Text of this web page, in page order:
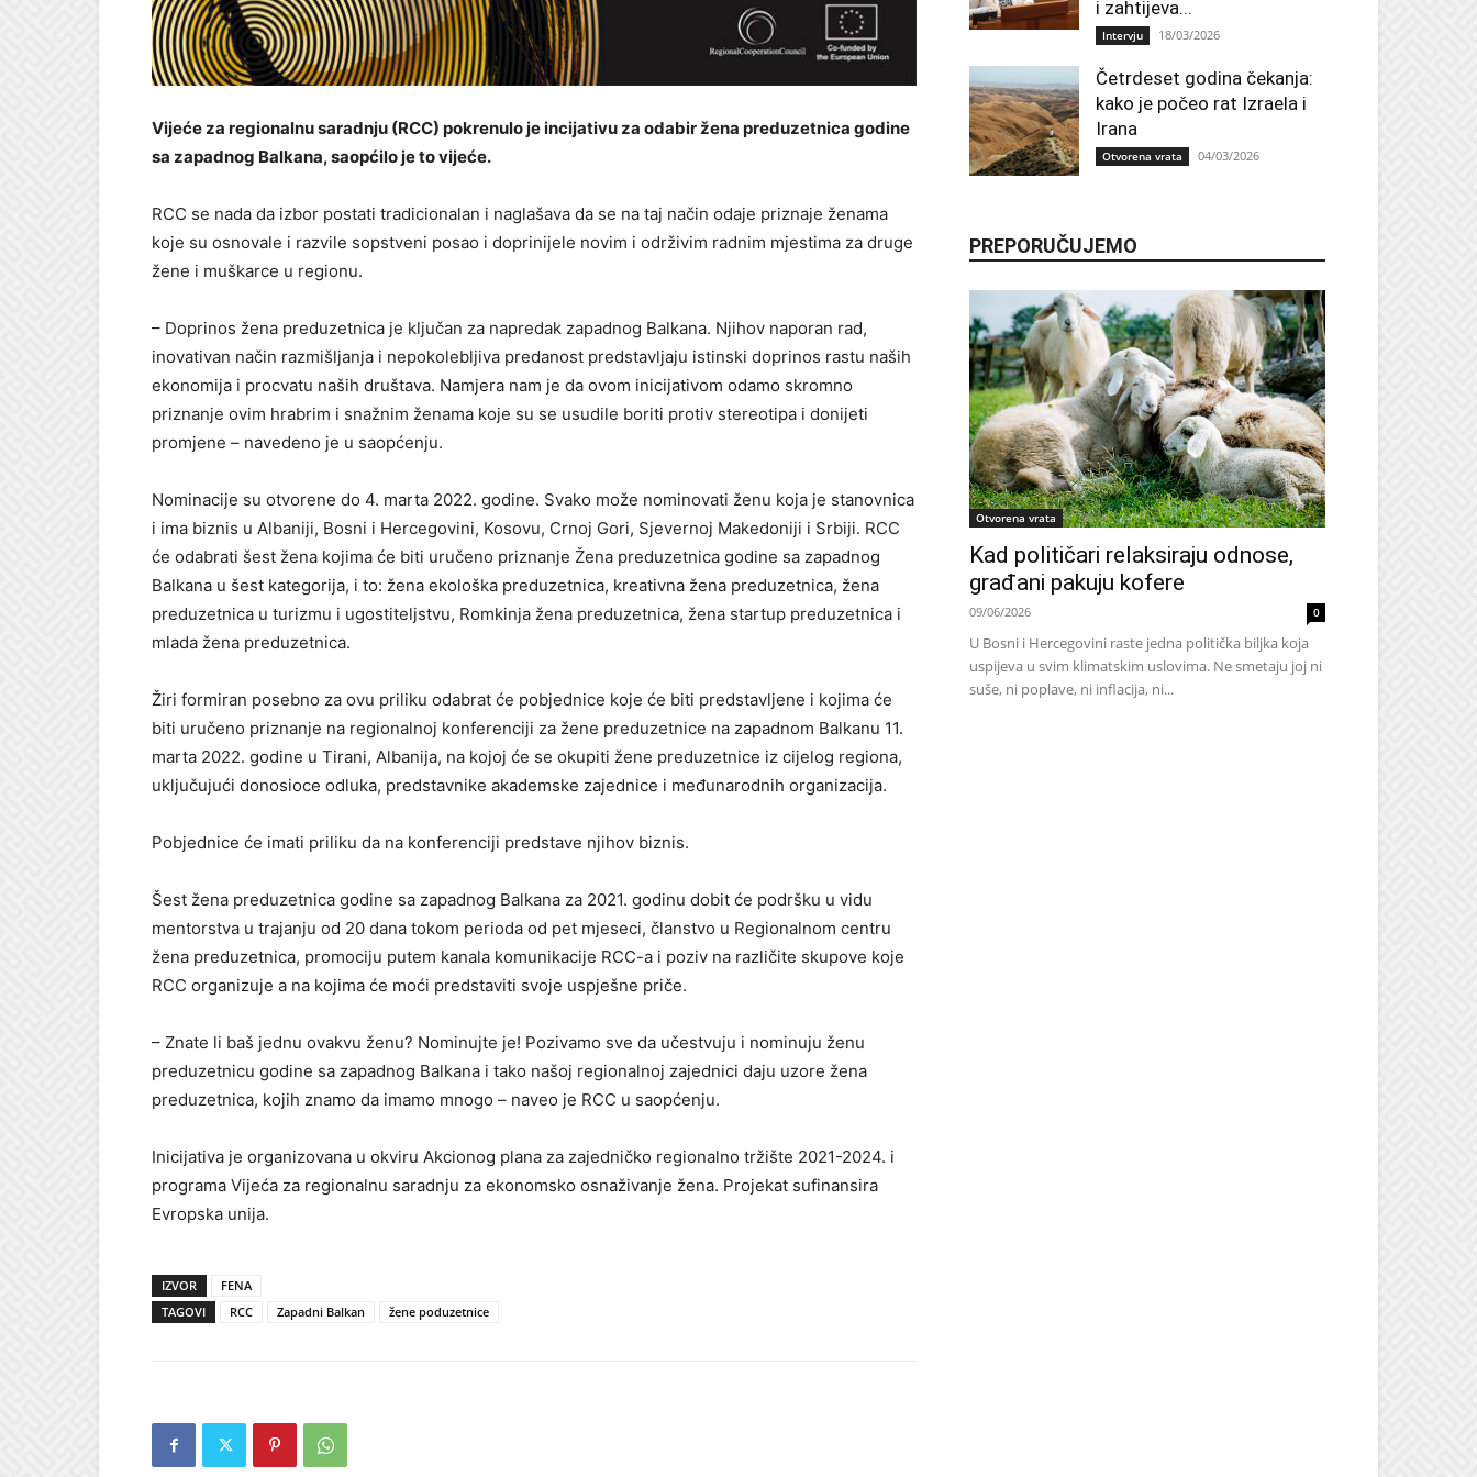
Vijeće za regionalnu saradnju (RCC) pokrenulo je incijativu za odabir žena preduzetnica godine
sa zapadnog Balkana, saopćilo je to vijeće.
RCC se nada da izbor postati tradicionalan i naglašava da se na taj način odaje priznaje ženama
koje su osnovale i razvile sopstveni posao i doprinijele novim i održivim radnim mjestima za druge
žene i muškarce u regionu.
– Doprinos žena preduzetnica je ključan za napredak zapadnog Balkana. Njihov naporan rad,
inovativan način razmišljanja i nepokolebljiva predanost predstavljaju istinski doprinos rastu naših
ekonomija i procvatu naših društava. Namjera nam je da ovom inicijativom odamo skromno
priznanje ovim hrabrim i snažnim ženama koje su se usudile boriti protiv stereotipa i donijeti
promjene – navedeno je u saopćenju.
Nominacije su otvorene do 4. marta 2022. godine. Svako može nominovati ženu koja je stanovnica
i ima biznis u Albaniji, Bosni i Hercegovini, Kosovu, Crnoj Gori, Sjevernoj Makedoniji i Srbiji. RCC
će odabrati šest žena kojima će biti uručeno priznanje Žena preduzetnica godine sa zapadnog
Balkana u šest kategorija, i to: žena ekološka preduzetnica, kreativna žena preduzetnica, žena
preduzetnica u turizmu i ugostiteljstvu, Romkinja žena preduzetnica, žena startup preduzetnica i
mlada žena preduzetnica.
Žiri formiran posebno za ovu priliku odabrat će pobjednice koje će biti predstavljene i kojima će
biti uručeno priznanje na regionalnoj konferenciji za žene preduzetnice na zapadnom Balkanu 11.
marta 2022. godine u Tirani, Albanija, na kojoj će se okupiti žene preduzetnice iz cijelog regiona,
uključujući donosioce odluka, predstavnike akademske zajednice i međunarodnih organizacija.
Pobjednice će imati priliku da na konferenciji predstave njihov biznis.
Šest žena preduzetnica godine sa zapadnog Balkana za 2021. godinu dobit će podršku u vidu
mentorstva u trajanju od 20 dana tokom perioda od pet mjeseci, članstvo u Regionalnom centru
žena preduzetnica, promociju putem kanala komunikacije RCC-a i poziv na različite skupove koje
RCC organizuje a na kojima će moći predstaviti svoje uspješne priče.
– Znate li baš jednu ovakvu ženu? Nominujte je! Pozivamo sve da učestvuju i nominuju ženu
preduzetnicu godine sa zapadnog Balkana i tako našoj regionalnoj zajednici daju uzore žena
preduzetnica, kojih znamo da imamo mnogo – naveo je RCC u saopćenju.
Inicijativa je organizovana u okviru Akcionog plana za zajedničko regionalno tržište 2021-2024. i
programa Vijeća za regionalnu saradnju za ekonomsko osnaživanje žena. Projekat sufinansira
Evropska unija.
IZVOR
FENA
TAGOVI
RCC Zapadni Balkan žene poduzetnice
i zahtijeva...
Intervju 18/03/2026
Četrdeset godina čekanja:
kako je počeo rat Izraela i
Irana
Otvorena vrata 04/03/2026
PREPORUČUJEMO
Otvorena vrata
Kad političari relaksiraju odnose,
građani pakuju kofere
09/06/2026 0
U Bosni i Hercegovini raste jedna politička biljka koja
uspijeva u svim klimatskim uslovima. Ne smetaju joj ni
suše, ni poplave, ni inflacija, ni...